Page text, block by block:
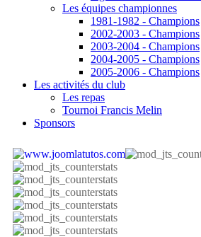
Les équipes championnes
1981-1982 - Champions
2002-2003 - Champions
2003-2004 - Champions
2004-2005 - Champions
2005-2006 - Champions
Les activités du club
Les repas
Tournoi Francis Melin
Sponsors